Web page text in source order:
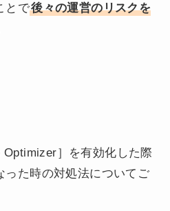
とで後々の運営のリスクを
］を有効化した際
った時の対処法についてご